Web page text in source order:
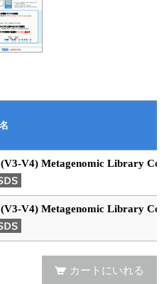
・家畜他）
(V3-V4) Metagenomic Library
(V3-V4) Metagenomic Library
カートにいれる